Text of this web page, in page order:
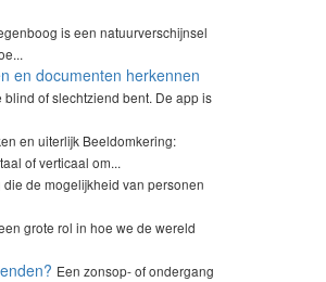
is een natuurverschijnsel
en documenten herkennen
of slechtziend bent. De app is
en uiterlijk Beeldomkering:
of verticaal om...
de mogelijkheid van personen
grote rol in hoe we de wereld
Een zonsop- of ondergang